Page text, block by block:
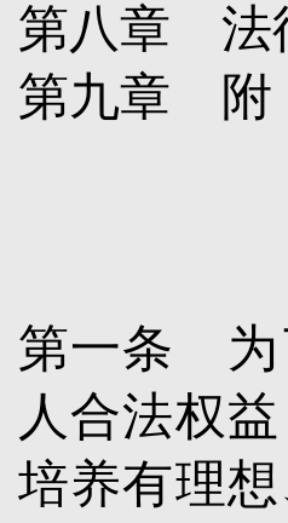
第八章 法
第九章
第一条 为
人合法权
培养有理